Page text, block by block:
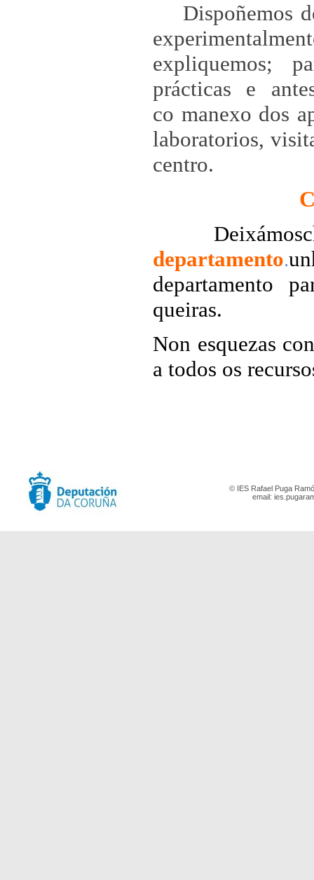
Dispoñemos
expliquemos;
prácticas e
co manexo dos
laboratorios,
centro.
departamento.
departamento
queiras.
Non esquezas
a todos os
© IES Rafael Puga
email: